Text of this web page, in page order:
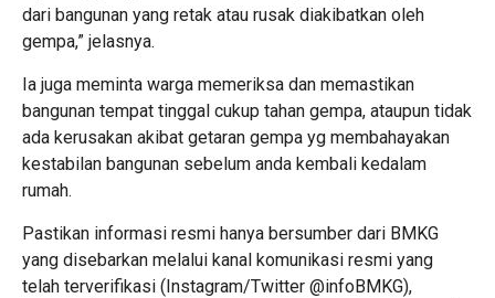
dari bangunan yang retak atau rusak diakibatkan oleh
gempa,” jelasnya.
Ia juga meminta warga memeriksa dan memastikan
bangunan tempat tinggal cukup tahan gempa, ataupun tidak
ada kerusakan akibat getaran gempa yg membahayakan
kestabilan bangunan sebelum anda kembali kedalam
rumah.
Pastikan informasi resmi hanya bersumber dari BMKG
yang disebarkan melalui kanal komunikasi resmi yang
telah terverifikasi (Instagram/Twitter @infoBMKG),